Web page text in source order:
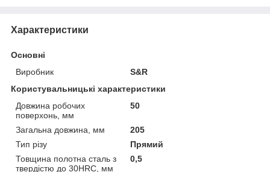
Характеристики
Основні
Виробник
S&R
Користувальницькі характеристики
Довжина робочих
поверхонь, мм
50
Загальна довжина, мм
205
Тип різу
Прямий
Товщина полотна сталь з
твердістю до 30HRC, мм
0,5